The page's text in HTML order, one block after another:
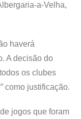
a-Velha,
haverá
A decisão do
os clubes
como justificação.
jogos que foram